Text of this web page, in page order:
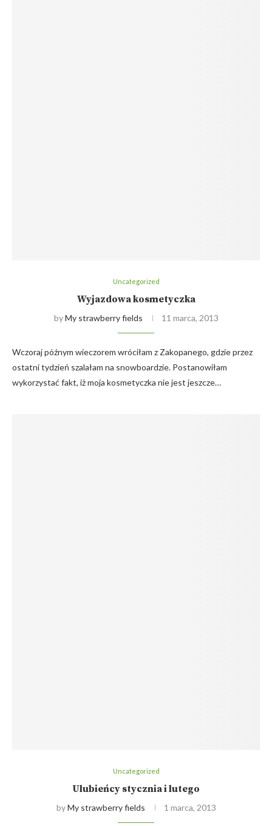
Uncategorized
Wyjazdowa kosmetyczka
byMy strawberry fields 11 marca, 2013
Wczoraj późnym wieczorem wróciłam z Zakopanego, gdzie przez
ostatni tydzień szalałam na snowboardzie. Postanowiłam
wykorzystać fakt, iż moja kosmetyczka nie jest jeszcze…
Uncategorized
Ulubieńcy stycznia i lutego
byMy strawberry fields 1 marca, 2013